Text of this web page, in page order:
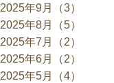
2025年9月（3）
2025年8月（5）
2025年7月（2）
2025年6月（2）
2025年5月（4）